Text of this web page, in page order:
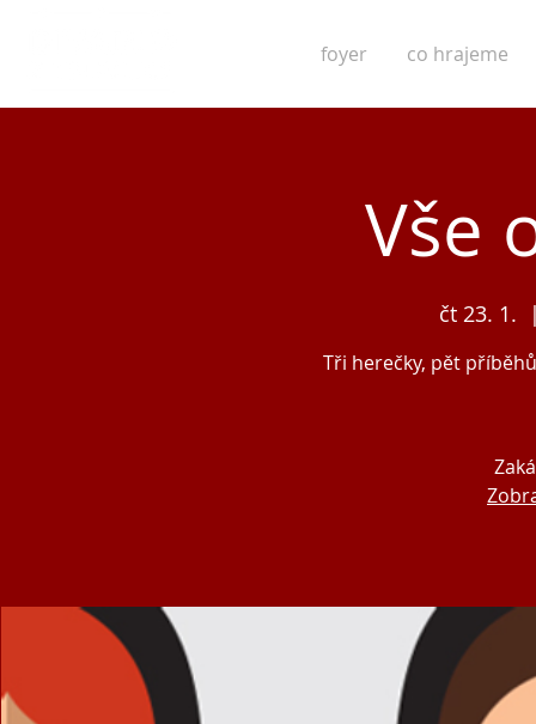
foyer co hrajeme
Vše
čt 23. 1.
Tři herečky, pět